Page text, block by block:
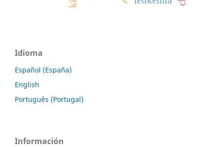
Idioma
Español (España)
English
Português (Portugal)
Información